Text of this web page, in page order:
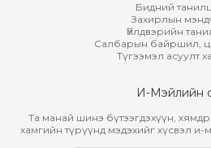
Бидний
Захирлын
Үйлдвэрийн
Салбарын байршил,
Түгээмэл асуулт
И-Мэйлийн
Та манай шинэ бүтээгдэхүүн,
хамгийн түрүүнд мэдэхийг хүсвэл и-